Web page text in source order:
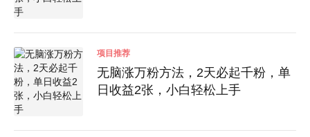
项目推荐
无脑涨万粉方法，2天必起千粉，单
日收益2张，小白轻松上手